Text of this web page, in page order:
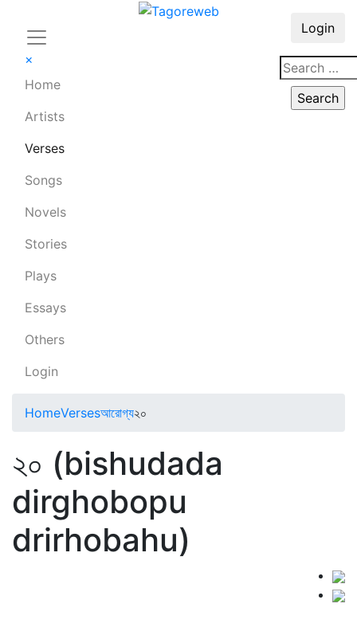
×
Home
Artists
Verses
Songs
Novels
Stories
Plays
Essays
Others
Login
Login
HomeVersesআরোগ্য২০
২০ (bishudada
dirghobopu
drirhobahu)